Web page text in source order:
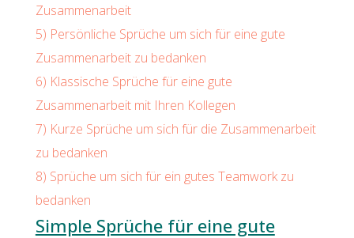
Zusammenarbeit
5) Persönliche Sprüche um sich für eine gute
Zusammenarbeit zu bedanken
6) Klassische Sprüche für eine gute
Zusammenarbeit mit Ihren Kollegen
7) Kurze Sprüche um sich für die Zusammenarbeit
zu bedanken
8) Sprüche um sich für ein gutes Teamwork zu
bedanken
Simple Sprüche für eine gute